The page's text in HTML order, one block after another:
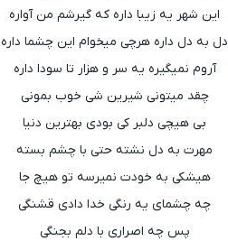
این شهر یه زیبا داره که گیرشم من آواره
دل به دل داره هرچی میخوام این چشما داره
آروم نمیگیره یه سر و هزار تا سودا داره
چقد میتونی شیرین شی خوب بمونی
بی هیچی دلبر کی بودی بهترین دنیا
مهرت به دل نشته حتی با چشم بسته
هیشکی به خودت نمیرسه تو هیچ جا
چه چشمای یه رنگی خدا دادی قشنگی
پس چه اصراری با دلم بجنگی